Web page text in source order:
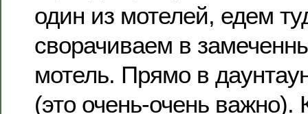
один из мотелей, едем
сворачиваем в
мотель. Прямо в
(это очень-очень важно).